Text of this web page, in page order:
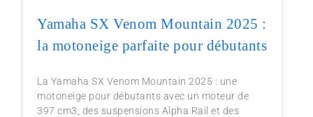
Yamaha SX Venom Mountain 2025 :
la motoneige parfaite pour débutants
La Yamaha SX Venom Mountain 2025 : une
motoneige pour débutants avec un moteur de
397 cm3, des suspensions Alpha Rail et des